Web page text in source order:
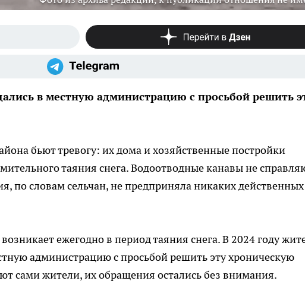
в местную администрацию с просьбой решить
бьют тревогу: их дома и хозяйственные постройки
таяния снега. Водоотводные канавы не
по словам сельчан, не предприняла никаких
ежегодно в период таяния снега. В 2024 году
администрацию с просьбой решить эту хроническую
сами жители, их обращения остались без внимания.